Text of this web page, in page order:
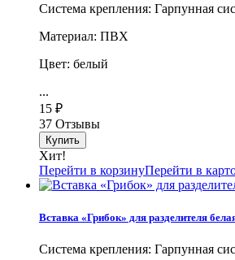
Система крепления: Гарпунная
Материал: ПВХ
Цвет: белый
...
15 ₽
37 Отзывы
Хит!
Перейти в корзинуПерейти в
Вставка «Грибок» для разделителя
Система крепления: Гарпунная